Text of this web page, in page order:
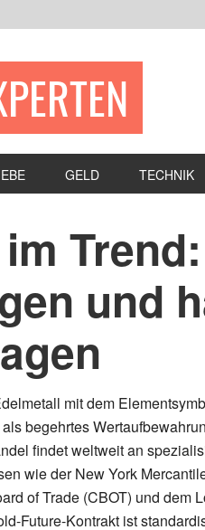
GELD TECHNIK
und
mit dem
begehrtes
findet weltweit an
wie der New York
of Trade (CBOT) und dem
Future-Kontrakt ist